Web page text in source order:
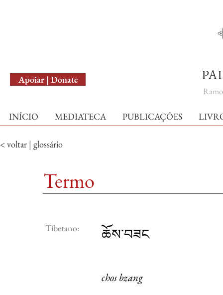
Apoiar | Donate
INÍCIO MEDIATECA PUBLICAÇÕES
< voltar | glossário
Termo
Tibetano: ཆོས་བཟང
chos bzang